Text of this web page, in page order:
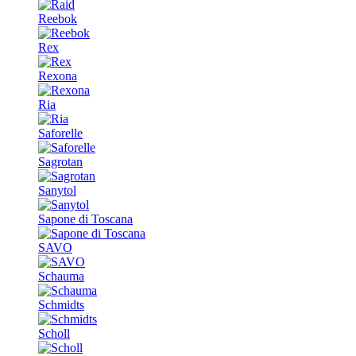
Reebok
Rex
Rexona
Ria
Saforelle
Sagrotan
Sanytol
Sapone di Toscana
SAVO
Schauma
Schmidts
Scholl